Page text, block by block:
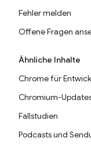
Fehler melden
Offene Fragen
Ähnliche Inhalte
Chrome für
Chromium-
Fallstudien
Podcasts und